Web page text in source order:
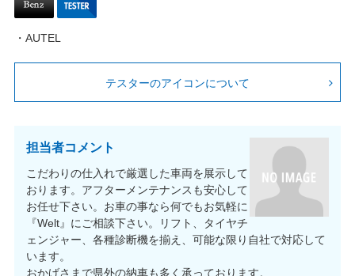
・AUTEL
テスターのアイコンについて
担当者コメント
こだわりの仕入れで厳選した車両を展示して
おります。アフターメンテナンスも安心して
お任せ下さい。お車の事なら何でもお気軽に
『Welt』にご相談下さい。リフト、タイヤチ
ェンジャー、各種診断機を揃え、可能な限り自社で対応して
います。
おかげさまで県外の納車も多く承っております。